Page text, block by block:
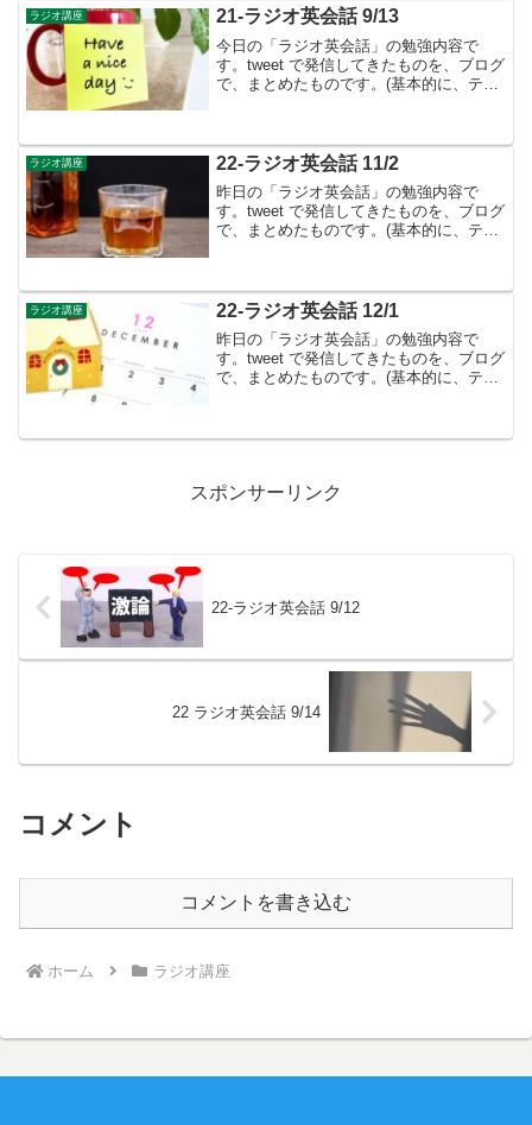
復習です。🔴「基本」・「基本文...
ラジオ講座 21-ラジオ英会話 9/13
今日の「ラジオ英会話」の勉強内容で
す。tweet で発信してきたものを、ブログ
で、まとめたものです。(基本的に、テキ
則」によっ...
ラジオ講座 22-ラジオ英会話 11/2
昨日の「ラジオ英会話」の勉強内容で
す。tweet で発信してきたものを、ブログ
で、まとめたものです。(基本的に、テキ
からは、形容詞・副詞について勉強をし
ます。Les...
ラジオ講座 22-ラジオ英会話 12/1
昨日の「ラジオ英会話」の勉強内容で
す。tweet で発信してきたものを、ブログ
で、まとめたものです。(基本的に、テキ
も、副詞・限定詞について勉強をしま
スポンサーリンク
22-ラジオ英会話 9/12
22 ラジオ英会話 9/14
コメント
コメントを書き込む
ホーム ラジオ講座